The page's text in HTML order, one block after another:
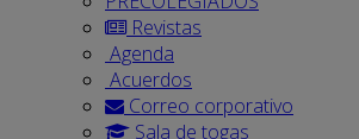
Revistas
Agenda
Acuerdos
Correo corporativo
Sala de togas